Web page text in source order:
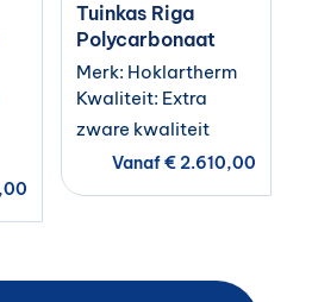
Tuinkas Riga
Polycarbonaat
Merk: Hoklartherm
Kwaliteit: Extra
zware kwaliteit
Vanaf€2.610,00